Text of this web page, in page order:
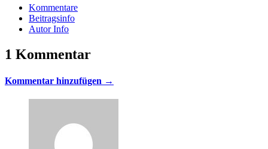
Kommentare
Beitragsinfo
Autor Info
1 Kommentar
Kommentar hinzufügen →